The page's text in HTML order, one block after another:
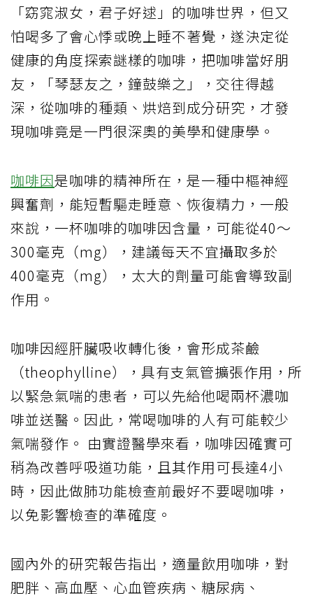
「窈窕淑女，君子好逑」的咖啡世界，但又
怕喝多了會心悸或晚上睡不著覺，遂決定從
健康的角度探索謎樣的咖啡，把咖啡當好朋
友，「琴瑟友之，鐘鼓樂之」，交往得越
深，從咖啡的種類、烘焙到成分研究，才發
現咖啡竟是一門很深奧的美學和健康學。
咖啡因是咖啡的精神所在，是一種中樞神經
興奮劑，能短暫驅走睡意、恢復精力，一般
來說，一杯咖啡的咖啡因含量，可能從40～
300毫克（mg），建議每天不宜攝取多於
400毫克（mg），太大的劑量可能會導致副
作用。
咖啡因經肝臟吸收轉化後，會形成茶鹼
（theophylline），具有支氣管擴張作用，所
以緊急氣喘的患者，可以先給他喝兩杯濃咖
啡並送醫。因此，常喝咖啡的人有可能較少
氣喘發作。 由實證醫學來看，咖啡因確實可
稍為改善呼吸道功能，且其作用可長達4小
時，因此做肺功能檢查前最好不要喝咖啡，
以免影響檢查的準確度。
國內外的研究報告指出，適量飲用咖啡，對
肥胖、高血壓、心血管疾病、糖尿病、